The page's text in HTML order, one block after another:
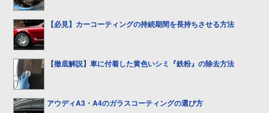
【必見】カーコーティングの持続期間を長持ちさせる方法
【徹底解説】車に付着した黄色いシミ『鉄粉』の除去方法
アウディA3・A4のガラスコーティングの選び方